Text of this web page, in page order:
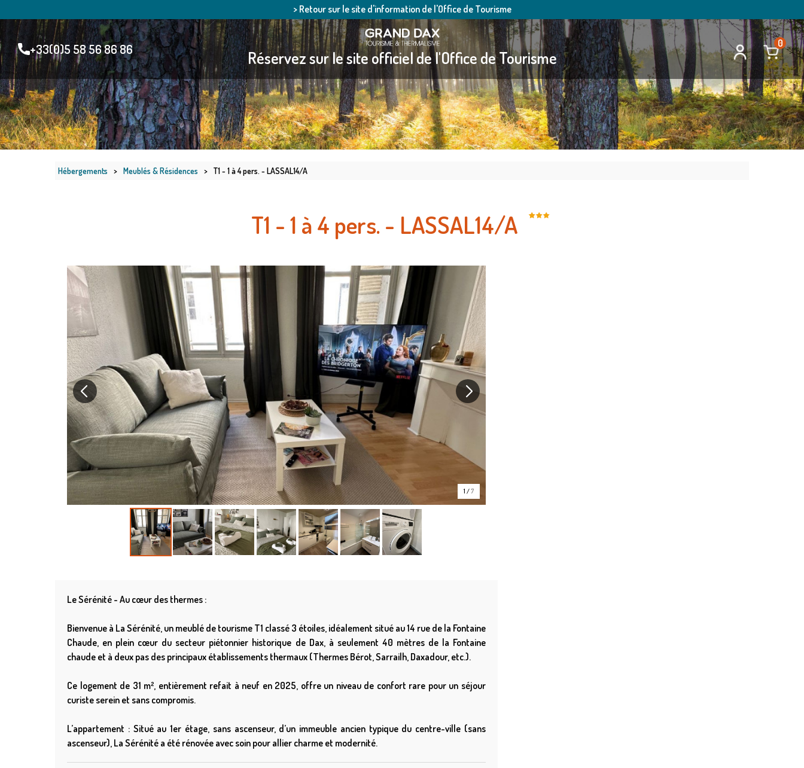
> Retour sur le site d'information de l'Office de Tourisme
+33(0)5 58 56 86 86 Réservez sur le site officiel de l'Office de Tourisme
0
Hébergements > Meublés & Résidences > T1 - 1 à 4 pers. - LASSAL14/A
T1 - 1 à 4 pers. - LASSAL14/A
1 / 7
Le Sérénité - Au cœur des thermes :
Bienvenue à La Sérénité, un meublé de tourisme T1 classé 3 étoiles, idéalement situé au 14 rue de la Fontaine
Chaude, en plein cœur du secteur piétonnier historique de Dax, à seulement 40 mètres de la Fontaine
chaude et à deux pas des principaux établissements thermaux (Thermes Bérot, Sarrailh, Daxadour, etc.).
Ce logement de 31 m², entièrement refait à neuf en 2025, offre un niveau de confort rare pour un séjour
curiste serein et sans compromis.
L’appartement : Situé au 1er étage, sans ascenseur, d’un immeuble ancien typique du centre-ville (sans
ascenseur), La Sérénité a été rénovée avec soin pour allier charme et modernité.